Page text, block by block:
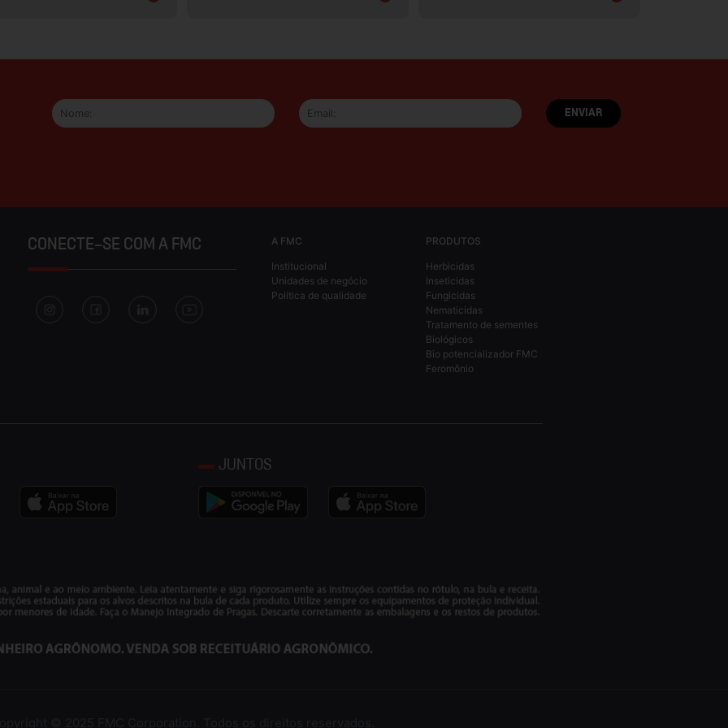
CONECTE-SE COM A FMC A FMC
Institucional
Unidades de negócio
Política de qualidade
PRODUTOS
Herbicidas
Inseticidas
Fungicidas
Nematicidas
Tratamento de sementes
Biológicos
Bio potencializador FMC
Feromônio
JUNTOS